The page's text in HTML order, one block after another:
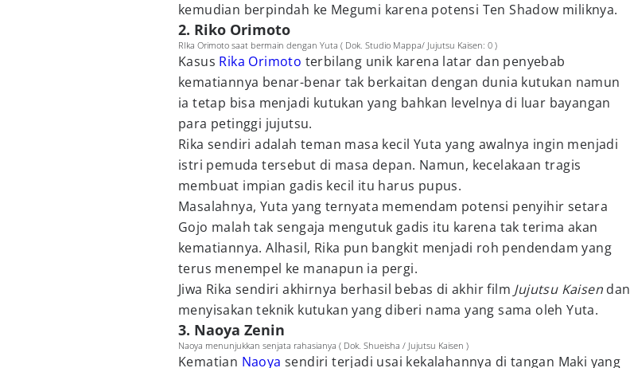
kemudian berpindah ke Megumi karena potensi Ten Shadow miliknya.
2. Riko Orimoto
RIka Orimoto saat bermain dengan Yuta ( Dok. Studio Mappa/ Jujutsu Kaisen: 0 )
Kasus Rika Orimoto terbilang unik karena latar dan penyebab
kematiannya benar-benar tak berkaitan dengan dunia kutukan namun
ia tetap bisa menjadi kutukan yang bahkan levelnya di luar bayangan
para petinggi jujutsu.
Rika sendiri adalah teman masa kecil Yuta yang awalnya ingin menjadi
istri pemuda tersebut di masa depan. Namun, kecelakaan tragis
membuat impian gadis kecil itu harus pupus.
Masalahnya, Yuta yang ternyata memendam potensi penyihir setara
Gojo malah tak sengaja mengutuk gadis itu karena tak terima akan
kematiannya. Alhasil, Rika pun bangkit menjadi roh pendendam yang
terus menempel ke manapun ia pergi.
Jiwa Rika sendiri akhirnya berhasil bebas di akhir film Jujutsu Kaisen dan
menyisakan teknik kutukan yang diberi nama yang sama oleh Yuta.
3. Naoya Zenin
Naoya menunjukkan senjata rahasianya ( Dok. Shueisha / Jujutsu Kaisen )
Kematian Naoya sendiri terjadi usai kekalahannya di tangan Maki yang